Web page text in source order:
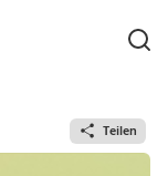
Teilen